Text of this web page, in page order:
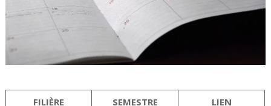
FILIÈRE SEMESTRE LIEN